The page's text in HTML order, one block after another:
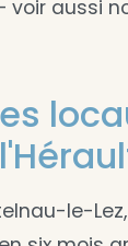
aussi
le-